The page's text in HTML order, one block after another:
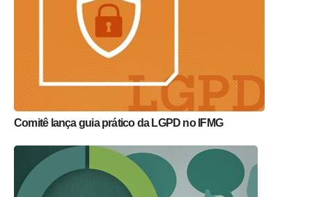
Comitê lança guia prático da LGPD no IFMG